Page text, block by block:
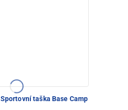
Sportovní taška Base Camp